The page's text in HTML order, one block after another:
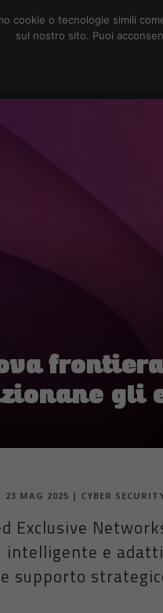
gli
23 MAG 2025 | CYBER
Exclusive
intelligente e
supporto
cookie o tecnologie simili
sul nostro sito. Puoi